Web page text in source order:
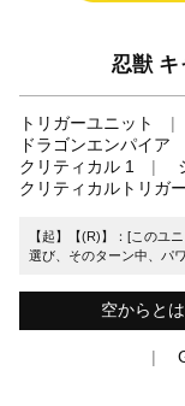
忍獣 キ
トリガーユニット
ドラゴンエンパイア
クリティカル 1
クリティカルトリガ
【起】【(R)】：[このユ
選び、そのターン中、パ
空からと